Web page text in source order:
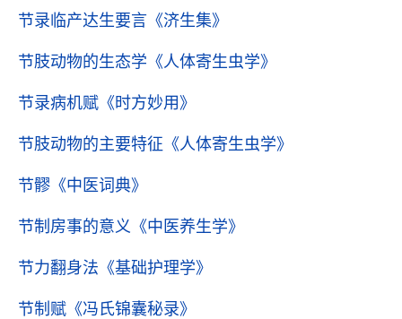
节录临产达生要言 《济生集》
节肢动物的生态学 《人体寄生虫学》
节录病机赋 《时方妙用》
节肢动物的主要特征 《人体寄生虫学》
节髎 《中医词典》
节制房事的意义 《中医养生学》
节力翻身法 《基础护理学》
节制赋 《冯氏锦囊秘录》